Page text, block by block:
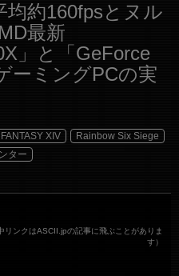
約160fpsとヌル
最新
」と「GeForce
ーミングPCの実
XIV
Rainbow Six Siege
ター
ンクはASCII.jpの記事に飛ぶことがありま
す）